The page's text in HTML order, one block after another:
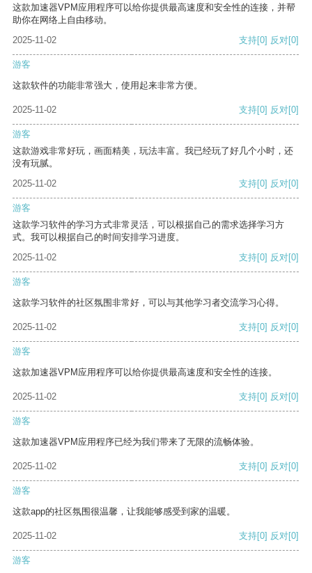
这款加速器VPM应用程序可以给你提供最高速度和安全性的连接，并帮
助你在网络上自由移动。
2025-11-02
支持[0] 反对[0]
游客
这款软件的功能非常强大，使用起来非常方便。
2025-11-02 支持[0] 反对[0]
游客
这款游戏非常好玩，画面精美，玩法丰富。我已经玩了好几个小时，还
没有玩腻。
2025-11-02
支持[0] 反对[0]
游客
这款学习软件的学习方式非常灵活，可以根据自己的需求选择学习方
式。我可以根据自己的时间安排学习进度。
2025-11-02
支持[0] 反对[0]
游客
这款学习软件的社区氛围非常好，可以与其他学习者交流学习心得。
2025-11-02 支持[0] 反对[0]
游客
这款加速器VPM应用程序可以给你提供最高速度和安全性的连接。
2025-11-02 支持[0] 反对[0]
游客
这款加速器VPM应用程序已经为我们带来了无限的流畅体验。
2025-11-02 支持[0] 反对[0]
游客
这款app的社区氛围很温馨，让我能够感受到家的温暖。
2025-11-02 支持[0] 反对[0]
游客